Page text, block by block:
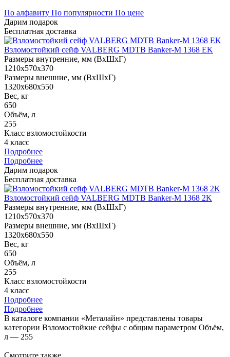
По алфавиту По популярности По цене
Дарим подарок
Бесплатная доставка
Взломостойкий сейф VALBERG MDTB Banker-M 1368 EK
Размеры внутренние, мм (ВхШхГ)
1210x570x370
Размеры внешние, мм (ВхШхГ)
1320x680x550
Вес, кг
650
Объём, л
255
Класс взломостойкости
4 класс
Подробнее
Подробнее
Дарим подарок
Бесплатная доставка
Взломостойкий сейф VALBERG MDTB Banker-M 1368 2K
Размеры внутренние, мм (ВхШхГ)
1210x570x370
Размеры внешние, мм (ВхШхГ)
1320x680x550
Вес, кг
650
Объём, л
255
Класс взломостойкости
4 класс
Подробнее
Подробнее
В каталоге компании «Металайн» представлены товары
категории Взломостойкие сейфы с общим параметром Объём,
л — 255
Смотрите также